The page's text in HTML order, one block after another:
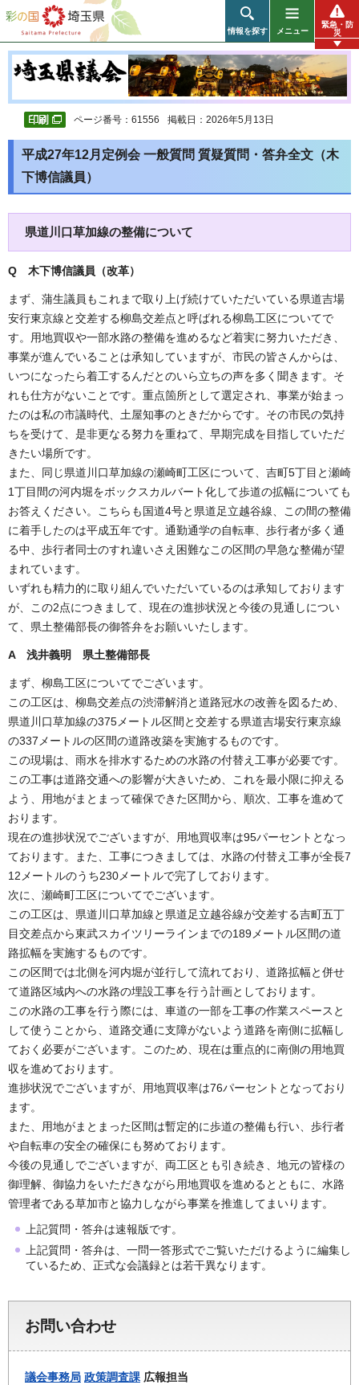
彩の国 埼玉県
情報を探す メニュー
緊急・防
災
ページ番号：61556 掲載日：2026年5月13日
平成27年12月定例会 一般質問 質疑質問・答弁全文（木
下博信議員）
県道川口草加線の整備について
Q 木下博信議員（改革）
まず、蒲生議員もこれまで取り上げ続けていただいている県道吉場
安行東京線と交差する柳島交差点と呼ばれる柳島工区についてで
す。用地買収や一部水路の整備を進めるなど着実に努力いただき、
事業が進んでいることは承知していますが、市民の皆さんからは、
いつになったら着工するんだとのいら立ちの声を多く聞きます。そ
れも仕方がないことです。重点箇所として選定され、事業が始まっ
たのは私の市議時代、土屋知事のときだからです。その市民の気持
ちを受けて、是非更なる努力を重ねて、早期完成を目指していただ
きたい場所です。
また、同じ県道川口草加線の瀬崎町工区について、吉町5丁目と瀬崎
1丁目間の河内堀をボックスカルバート化して歩道の拡幅についても
お答えください。こちらも国道4号と県道足立越谷線、この間の整備
に着手したのは平成五年です。通勤通学の自転車、歩行者が多く通
る中、歩行者同士のすれ違いさえ困難なこの区間の早急な整備が望
まれています。
いずれも精力的に取り組んでいただいているのは承知しております
が、この2点につきまして、現在の進捗状況と今後の見通しについ
て、県土整備部長の御答弁をお願いいたします。
A 浅井義明 県土整備部長
まず、柳島工区についてでございます。
この工区は、柳島交差点の渋滞解消と道路冠水の改善を図るため、
県道川口草加線の375メートル区間と交差する県道吉場安行東京線
の337メートルの区間の道路改築を実施するものです。
この現場は、雨水を排水するための水路の付替え工事が必要です。
この工事は道路交通への影響が大きいため、これを最小限に抑える
よう、用地がまとまって確保できた区間から、順次、工事を進めて
おります。
現在の進捗状況でございますが、用地買収率は95パーセントとなっ
ております。また、工事につきましては、水路の付替え工事が全長7
12メートルのうち230メートルで完了しております。
次に、瀬崎町工区についてでございます。
この工区は、県道川口草加線と県道足立越谷線が交差する吉町五丁
目交差点から東武スカイツリーラインまでの189メートル区間の道
路拡幅を実施するものです。
この区間では北側を河内堀が並行して流れており、道路拡幅と併せ
て道路区域内への水路の埋設工事を行う計画としております。
この水路の工事を行う際には、車道の一部を工事の作業スペースと
して使うことから、道路交通に支障がないよう道路を南側に拡幅し
ておく必要がございます。このため、現在は重点的に南側の用地買
収を進めております。
進捗状況でございますが、用地買収率は76パーセントとなっており
ます。
また、用地がまとまった区間は暫定的に歩道の整備も行い、歩行者
や自転車の安全の確保にも努めております。
今後の見通しでございますが、両工区とも引き続き、地元の皆様の
御理解、御協力をいただきながら用地買収を進めるとともに、水路
管理者である草加市と協力しながら事業を推進してまいります。
上記質問・答弁は速報版です。
上記質問・答弁は、一問一答形式でご覧いただけるように編集し
ているため、正式な会議録とは若干異なります。
お問い合わせ
議会事務局 政策調査課 広報担当